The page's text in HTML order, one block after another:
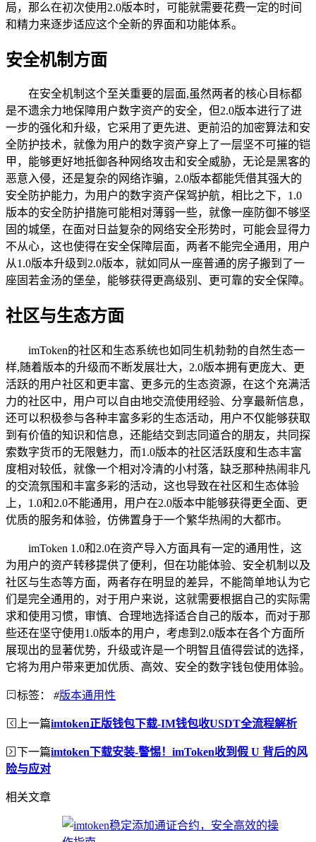
局，那么在初次使用2.0版本时，可能就需要花费一定的时间
和精力来逐步适应这个全新的界面和功能体系。
安全机制方面
在安全机制这个至关重要的层面,虽然两者的核心目标都
是不遗余力地保障用户数字资产的安全，但2.0版本进行了进
一步的强化和升级，它采用了更先进、更前沿的加密算法和安
全防护技术，就像为用户的数字资产穿上了一层坚不可摧的铠
甲，能够更好地抵御各种网络攻击和安全威胁，无论是黑客的
恶意入侵，还是复杂的网络诈骗，2.0版本都能凭借其强大的
安全防护能力，为用户的数字资产保驾护航，相比之下，1.0
版本的安全防护措施可能相对薄弱一些，就像一座防御不够坚
固的城堡，在面对日益复杂的网络安全形势时，可能会显得力
不从心，这也使得在安全保障层面，两者不能完全通用，用户
从1.0版本升级到2.0版本，就如同从一座普通的房子搬到了一
座固若金汤的堡垒，能够获得更高级别、更可靠的安全保障。
社区与生态方面
imToken的社区和生态系统也如同生机勃勃的自然生态一
样,随着版本的升级而不断发展壮大，2.0版本拥有更庞大、更
活跃的用户社区和更丰富、更多元的生态资源，在这个充满活
力的社区中，用户可以自由地交流使用经验、分享最新信息，
还可以积极参与各种丰富多彩的生态活动，用户不仅能够获取
到有价值的知识和信息，还能结交到志同道合的朋友，共同探
索数字货币的无限魅力，而1.0版本的社区活跃度和生态丰富
度相对较低，就像一个相对冷清的小村落，缺乏那种热闹非凡
的交流氛围和丰富多彩的活动，这也导致在社区和生态体验
上，1.0和2.0不能通用，用户在2.0版本中能够获得更全面、更
优质的服务和体验，仿佛置身于一个繁华热闹的大都市。
imToken 1.0和2.0在资产导入方面具有一定的通用性，这
为用户的资产转移提供了便利，但在功能体验、安全机制以及
社区与生态等方面，两者存在明显的差异，不能简单地认为它
们是完全通用的，对于用户来说，这就需要根据自己的实际需
求和使用习惯，审慎、合理地选择适合自己的版本，而对于那
些还在坚守使用1.0版本的用户，考虑到2.0版本在各个方面所
展现出的显著优势，升级或许是一个明智且值得尝试的选择，
它将为用户带来更加优质、高效、安全的数字钱包使用体验。
标签： #版本通用性
上一篇imtoken正版钱包下载-IM钱包收USDT全流程解析
下一篇imtoken下载安装-警惕！imToken收到假 U 背后的风
险与应对
相关文章